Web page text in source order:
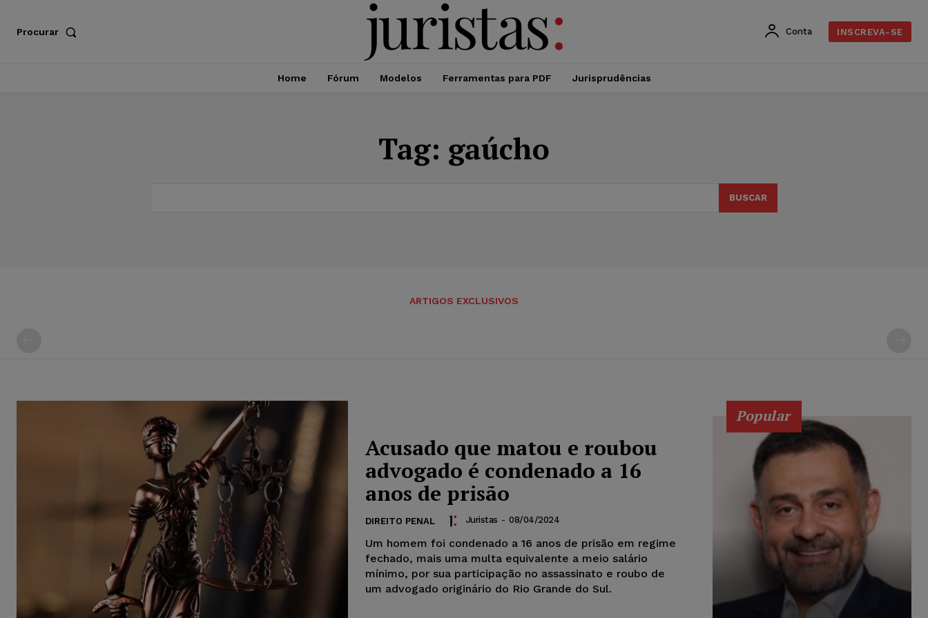
Procurar Conta INSCREVA-SE
Home Fórum Modelos Ferramentas para PDF Jurisprudências
Tag: gaúcho
BUSCAR
ARTIGOS EXCLUSIVOS
Acusado que matou e roubou
advogado é condenado a 16
anos de prisão
DIREITO PENAL Juristas - 08/04/2024
Um homem foi condenado a 16 anos de prisão em regime
fechado, mais uma multa equivalente a meio salário
mínimo, por sua participação no assassinato e roubo de
um advogado originário do Rio Grande do Sul.
Popular